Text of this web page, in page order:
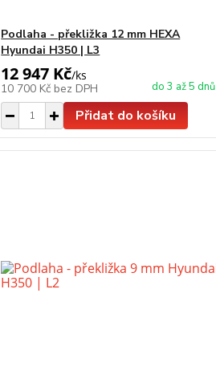
Podlaha - překližka 12 mm HEXA
Hyundai H350 | L3
12 947 Kč/ks
10 700 Kč bez DPH do 3 až 5 dnů
Přidat do košíku